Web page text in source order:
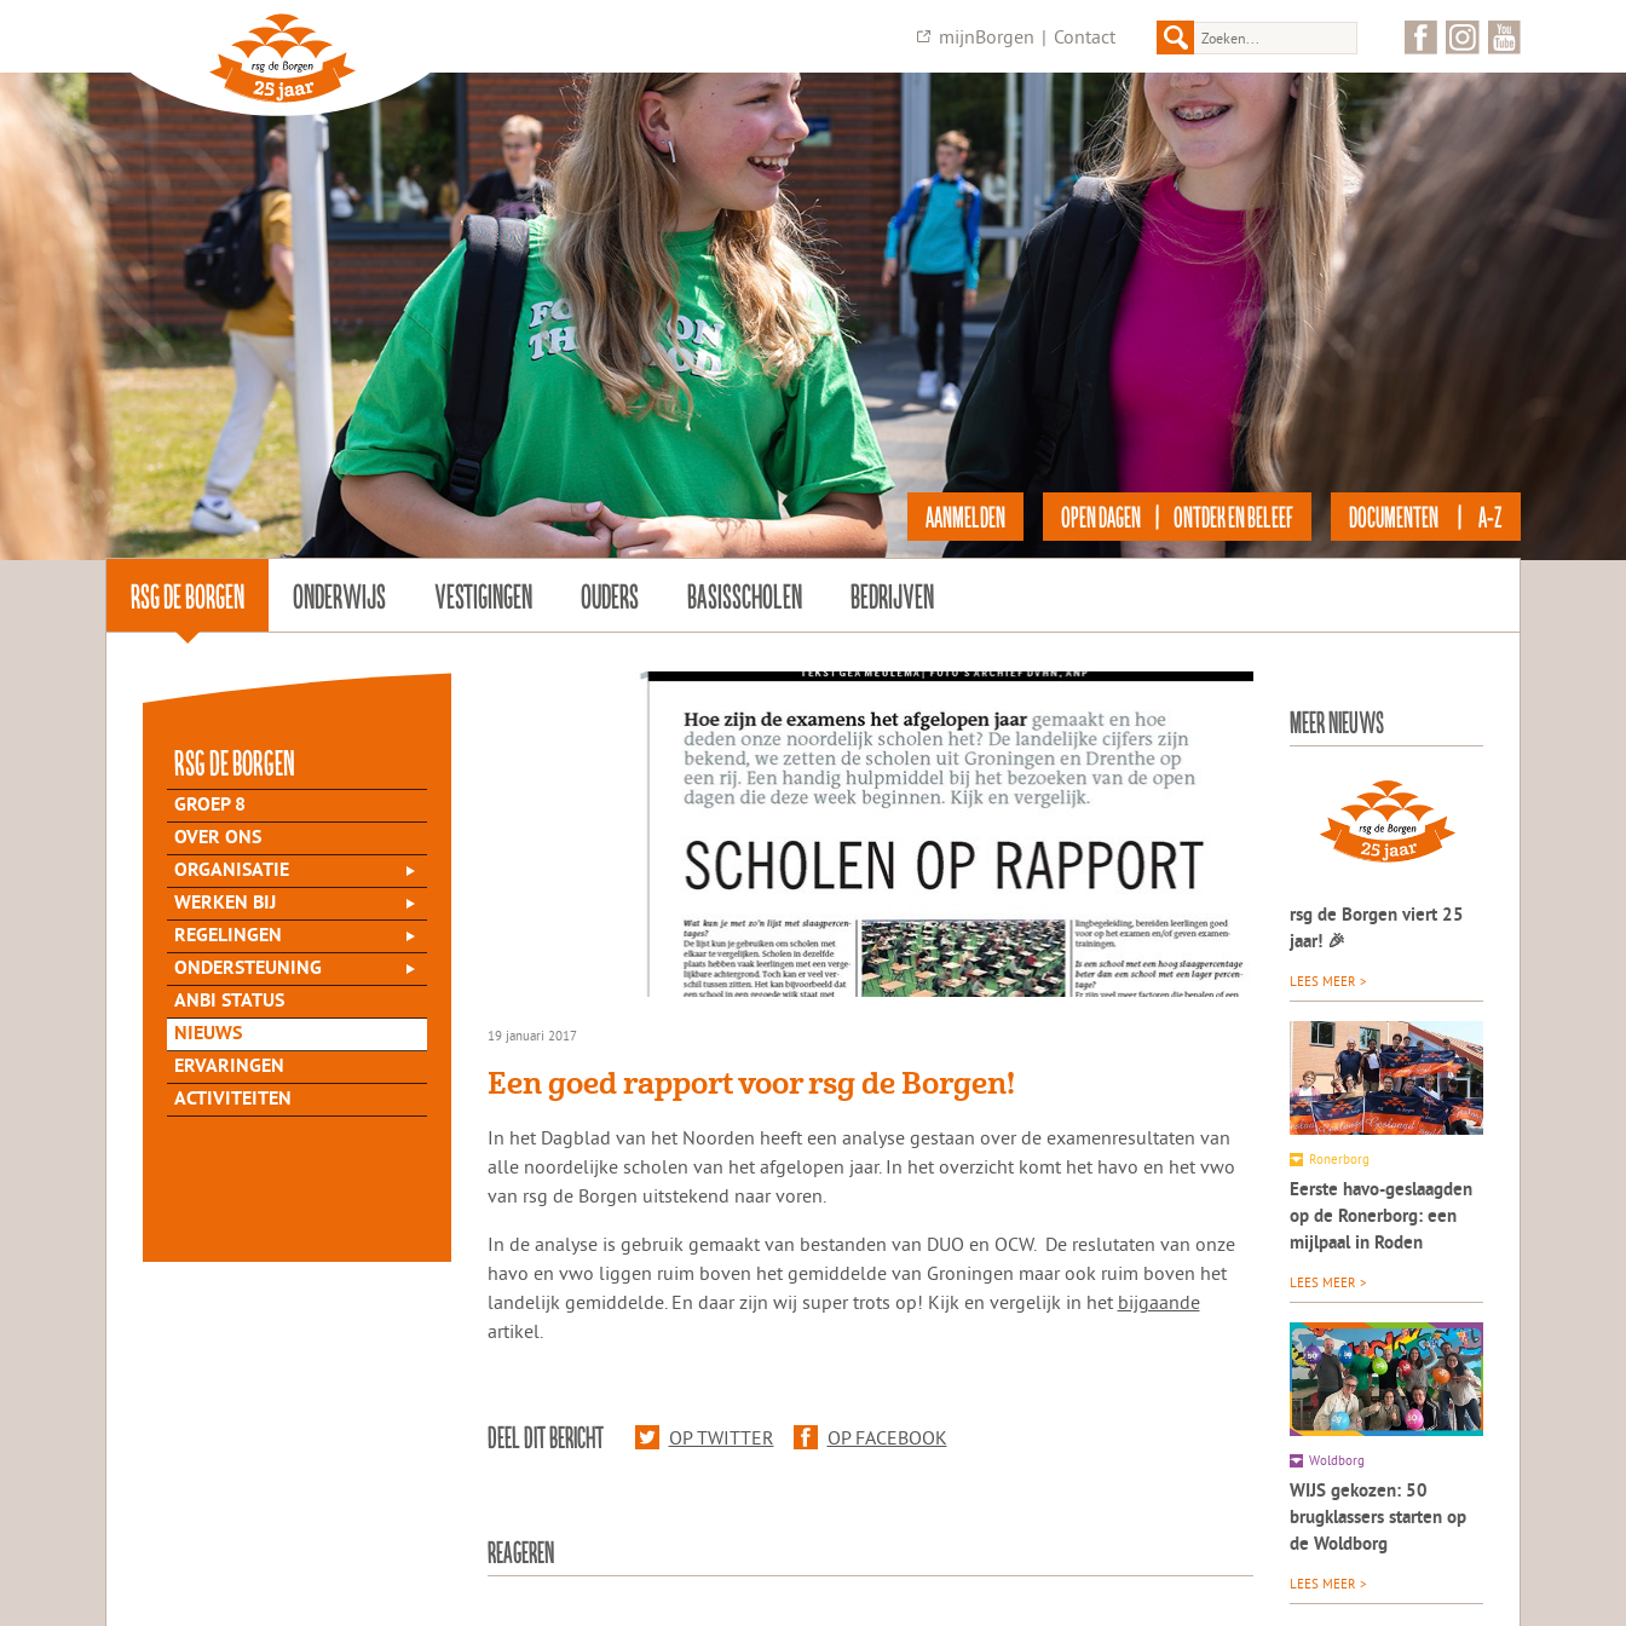
mijnBorgen | Contact
DOCUMENTEN | A-Z
OPEN DAGEN | ONTDEK EN BELEEF
AANMELDEN
RSG DE BORGEN ONDERWIJS VESTIGINGEN OUDERS BASISSCHOLEN BEDRIJVEN
rsg de Borgen
GROEP 8
OVER ONS
ORGANISATIE
WERKEN BIJ
REGELINGEN
ONDERSTEUNING
ANBI STATUS
NIEUWS
ERVARINGEN
ACTIVITEITEN
19 januari 2017
Een goed rapport voor rsg de Borgen!
​​In het Dagblad van het Noorden heeft een analyse gestaan over de examenresultaten van
alle noordelijke scholen van het afgelopen jaar. In het overzicht komt het havo en het vwo
van rsg de Borgen uitstekend naar voren.
In de analyse is gebruik gemaakt van bestanden van DUO en OCW. De reslutaten van onze
havo en vwo liggen ruim boven het gemiddelde van Groningen maar ook ruim boven het
landelijk gemiddelde. En daar zijn wij super trots op! Kijk en vergelijk in het bijgaande
artikel.
DEEL DIT BERICHT OP TWITTER OP FACEBOOK
REAGEREN
MEER NIEUWS
rsg de Borgen viert 25
jaar! 🎉
LEES MEER >
Ronerborg
Eerste havo-geslaagden
op de Ronerborg: een
mijlpaal in Roden
LEES MEER >
Woldborg
WIJS gekozen: 50
brugklassers starten op
de Woldborg
LEES MEER >